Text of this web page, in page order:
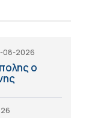
08-2026
ο